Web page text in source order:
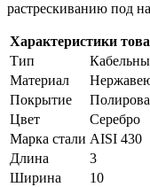
растрескиванию под
Характеристики
Тип
Материал
Покрытие
Цвет
Серебро
Марка стали AISI 430
Длина
3
Ширина
10